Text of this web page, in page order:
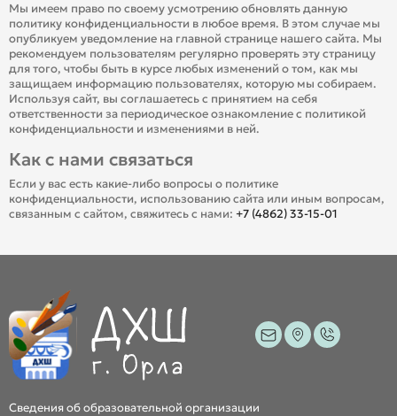
Мы имеем право по своему усмотрению обновлять данную
политику конфиденциальности в любое время. В этом случае мы
опубликуем уведомление на главной странице нашего сайта. Мы
рекомендуем пользователям регулярно проверять эту страницу
для того, чтобы быть в курсе любых изменений о том, как мы
защищаем информацию пользователях, которую мы собираем.
Используя сайт, вы соглашаетесь с принятием на себя
ответственности за периодическое ознакомление с политикой
конфиденциальности и изменениями в ней.
Как с нами связаться
Если у вас есть какие-либо вопросы о политике
конфиденциальности, использованию сайта или иным вопросам,
связанным с сайтом, свяжитесь с нами: +7 (4862) 33-15-01
Сведения об образовательной организации